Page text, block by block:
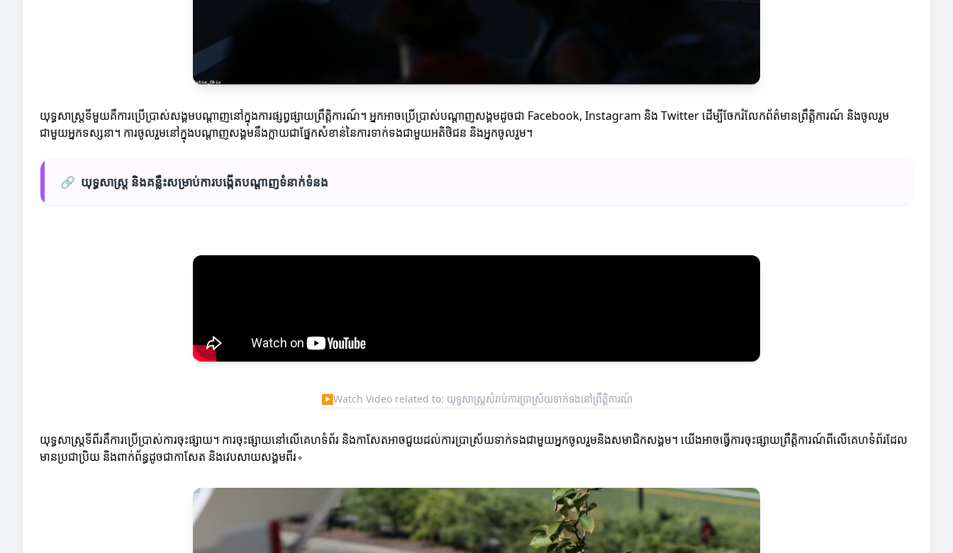
យុទ្ធសាស្ត្រទីមួយគឺការប្រើប្រាស់សង្គមបណ្ដាញនៅក្នុងការផ្សព្វផ្សាយព្រឹត្តិការណ៍។ អ្នកអាចប្រើប្រាស់បណ្តាញសង្គមដូចជា Facebook, Instagram និង Twitter ដើម្បីចែករំលែកព័ត៌មានព្រឹត្តិការណ៍ និងចូលរួម
ជាមួយអ្នកទស្សនា។ ការចូលរួមនៅក្នុងបណ្ដាញសង្គមនឹងក្លាយជាផ្នែកសំខាន់នៃការទាក់ទងជាមួយអតិថិជន និងអ្នកចូលរួម។
🔗 យុទ្ធសាស្ត្រ និងគន្លឹះសម្រាប់ការបង្កើតបណ្តាញទំនាក់ទំនង
▶Watch Video related to: យុទ្ធសាស្ត្រសំរាប់ការប្រាស្រ័យទាក់ទងនៅព្រឹត្តិការណ៍
យុទ្ធសាស្ត្រទីពីរគឺការប្រើប្រាស់ការចុះផ្សាយ។ ការចុះផ្សាយនៅលើគេហទំព័រ និងកាសែតអាចជួយដល់ការប្រាស្រ័យទាក់ទងជាមួយអ្នកចូលរួមនិងសមាជិកសង្គម។ យើងអាចធ្វើការចុះផ្សាយព្រឹត្តិការណ៍ពីលើគេហទំព័រដែល
មានប្រជាប្រិយ និងពាក់ព័ន្ធដូចជាកាសែត និងវេបសាយសង្គមពីរ。